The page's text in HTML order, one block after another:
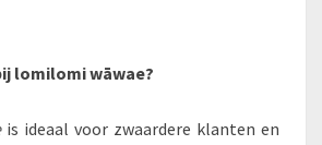
lomilomi wāwae?
is ideaal voor zwaardere klanten en